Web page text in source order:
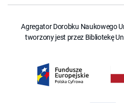
Agregator Dorobku Naukowego
tworzony jest przez Bibliotekę